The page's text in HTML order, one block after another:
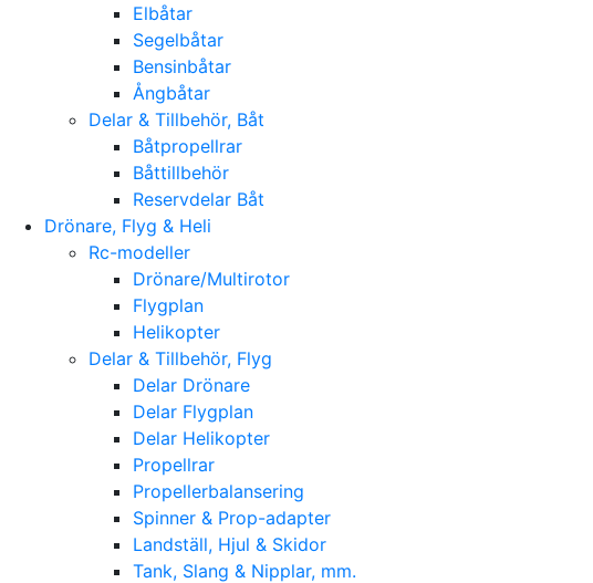
Elbåtar
Segelbåtar
Bensinbåtar
Ångbåtar
Delar & Tillbehör, Båt
Båtpropellrar
Båttillbehör
Reservdelar Båt
Drönare, Flyg & Heli
Rc-modeller
Drönare/Multirotor
Flygplan
Helikopter
Delar & Tillbehör, Flyg
Delar Drönare
Delar Flygplan
Delar Helikopter
Propellrar
Propellerbalansering
Spinner & Prop-adapter
Landställ, Hjul & Skidor
Tank, Slang & Nipplar, mm.